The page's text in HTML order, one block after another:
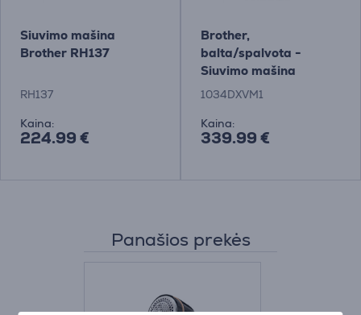
Siuvimo mašina
Brother RH137
RH137
Kaina:
224.99 €
Brother,
balta/spalvota -
Siuvimo mašina
1034DXVM1
Kaina:
339.99 €
Panašios prekės